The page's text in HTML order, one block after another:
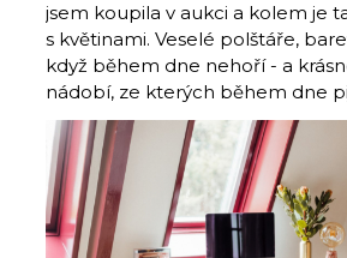
jsem koupila v aukci a kolem je
s květinami. Veselé polštáře,
když během dne nehoří - a
nádobí, ze kterých během dne